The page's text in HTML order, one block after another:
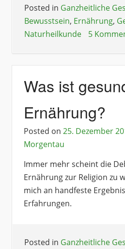
Posted in Ganzheitliche
Bewusstsein, Ernährung,
Naturheilkunde
5
Was ist
Ernährung?
Posted on 25. Dezember
Morgentau
Immer mehr scheint die
Ernährung zur Religion zu
mich an handfeste
Erfahrungen.
Posted in Ganzheitliche